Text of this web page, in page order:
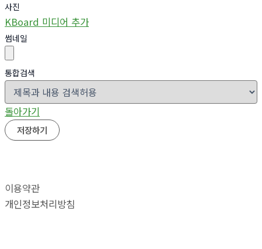
사진
KBoard 미디어 추가
썸네일
통합검색
돌아가기
저장하기
이용약관
개인정보처리방침